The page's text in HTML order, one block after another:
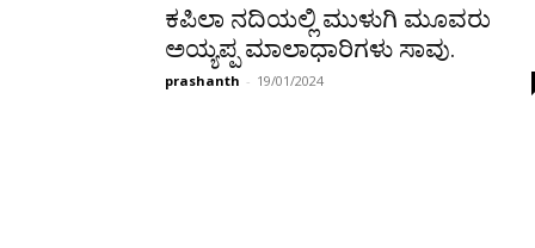
ಕಪಿಲಾ ನದಿಯಲ್ಲಿ ಮುಳುಗಿ ಮೂವರು
ಅಯ್ಯಪ್ಪ ಮಾಲಾಧಾರಿಗಳು ಸಾವು.
prashanth - 19/01/2024